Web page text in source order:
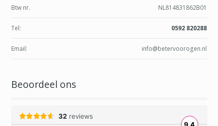
Btw nr. NL814831862B01
Tel: 0592 820288
Email: info@betervoorogen.nl
Beoordeel ons